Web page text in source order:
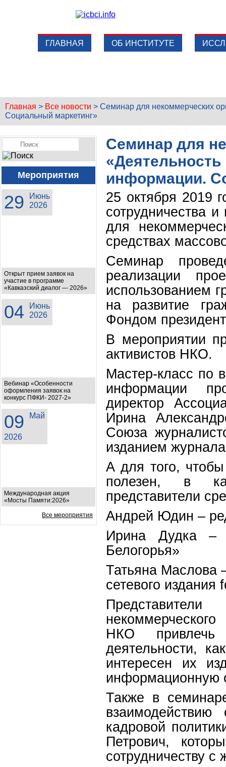
ГЛАВНАЯ ОБ ИНСТИТУТЕ
Главная > Все новости > Семинар для некоммерческих
Социальный маркетинг»
Мероприятия
29
Июнь
2026
Открыт прием заявок на
участие в программе
«Кавказский диалог — 2026»
04
Июнь
2026
Вебинар «Особенности
оформления заявок на
конкурс ПФКИ- 2027-2»
09 Май
2026
Международная акция
«Мосты Памяти:2026»
Все мероприятия
Семинар для
информации.
25 октября 2019
сотрудничества
для
средствах
Семинар
реализации
использованием
на развитие
Фондом
В мероприятии
активистов НКО.
Мастер-класс по
информации
директор
Ирина
Союза
изданием
А для того,
полезен, в
представители
Андрей Юдин –
Ирина Дудка –
Белогорья»
Татьяна Маслова
сетевого издания
НКО
деятельности,
интересен их
информационную
Также в
кадровой
Петрович,
сотрудничеству с